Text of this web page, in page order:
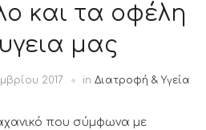
και τα οφέλη
μας
2017 in Διατροφή & Υγεία
που σύμφωνα με